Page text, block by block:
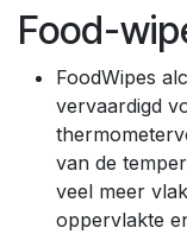
Food-
FoodWipes
vervaardigd
van de
veel meer
oppervlakte